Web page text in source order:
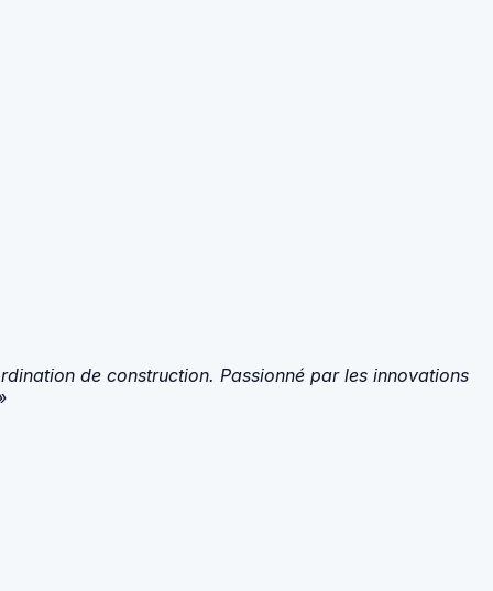
de construction. Passionné par les innovations